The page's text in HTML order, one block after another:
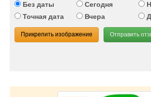
Без даты
Сегодня
Точная дата
Вчера
Прикрепить изображение Отправить